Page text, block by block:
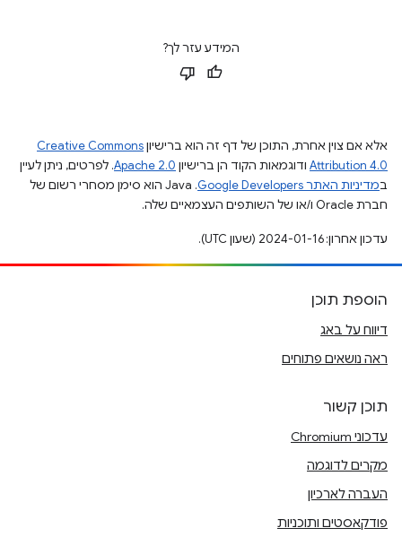
המידע עזר לך?
אלא אם צוין אחרת, התוכן של דף זה הוא ברישיוןCreative Commons
Attribution 4.0 ודוגמאות הקוד הן ברישיון Apache 2.0. לפרטים, ניתן לעיין
במדיניות האתר Google Developers‏
.‏ Java הוא סימן מסחרי רשום של
חברת Oracle ו/או של השותפים העצמאיים שלה.
עדכון אחרון: 2024-01-16 (שעון UTC).
הוספת תוכן
דיווח על באג
ראה נושאים פתוחים
תוכן קשור
עדכוני Chromium
מקרים לדוגמה
העברה לארכיון
פודקאסטים ותוכניות